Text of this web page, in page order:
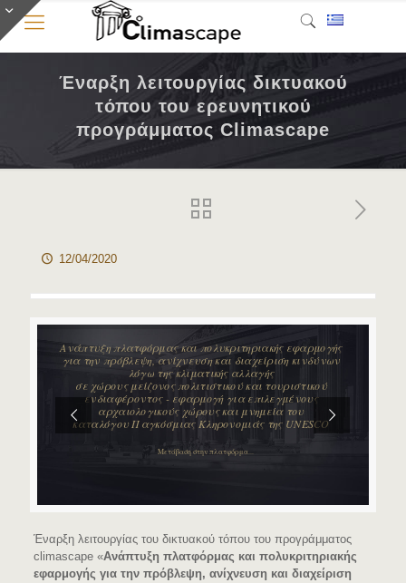
Έναρξη λειτουργίας δικτυακού
τόπου του ερευνητικού
προγράμματος Climascape
12/04/2020
Ανάπτυξη πλατφόρμας και πολυκριτηριακής εφαρμογής
για την πρόβλεψη, ανίχνευση και διαχείριση κινδύνων
λόγω της κλιματικής αλλαγής
σε χώρους μείζονος πολιτιστικού και τουριστικού
ενδιαφέροντος - εφαρμογή για επιλεγμένους
αρχαιολογικούς χώρους και μνημεία του
καταλόγου Παγκόσμιας Κληρονομιάς της UNESCO
Μετάβαση στην πλατφόρμα...
Έναρξη λειτουργίας του δικτυακού τόπου του προγράμματος
climascape «Ανάπτυξη πλατφόρμας και πολυκριτηριακής
εφαρμογής για την πρόβλεψη, ανίχνευση και διαχείριση